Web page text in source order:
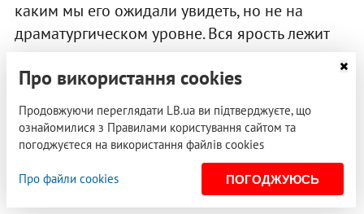
каким мы его ожидали увидеть, но не на
драматургическом уровне. Вся ярость лежит
Трампа, финал под видео из правого марша в
Шарлоттсвиля делают серьезную критику
этого фильма практически невозможной. "Это
важный фильм" - главное определение для
"Blackkklansman", но, к сожалению, на уровне
персонажей и сюжета это не раскрывается.
Про використання cookies
Продовжуючи переглядати LB.ua ви підтверджуєте, що
ознайомилися з Правилами користування сайтом та
погоджуєтеся на використання файлів cookies
Про файли cookies ПОГОДЖУЮСЬ